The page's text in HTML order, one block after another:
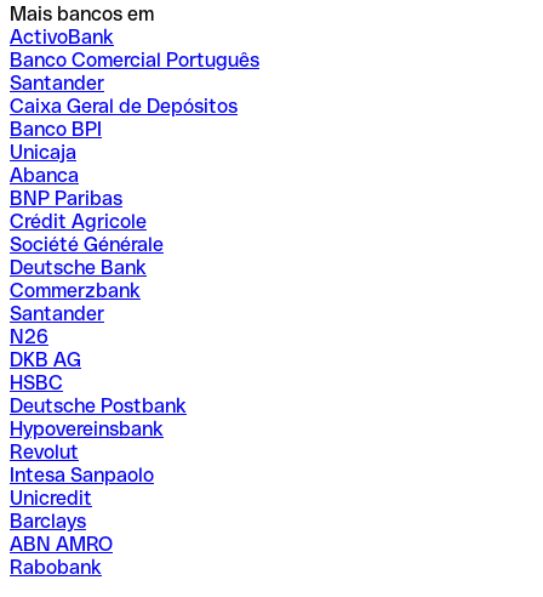
Mais bancos em
ActivoBank
Banco Comercial Português
Santander
Caixa Geral de Depósitos
Banco BPI
Unicaja
Abanca
BNP Paribas
Crédit Agricole
Société Générale
Deutsche Bank
Commerzbank
Santander
N26
DKB AG
HSBC
Deutsche Postbank
Hypovereinsbank
Revolut
Intesa Sanpaolo
Unicredit
Barclays
ABN AMRO
Rabobank